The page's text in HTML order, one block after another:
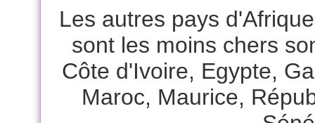
Les autres pays
sont les moins chers
Côte d'Ivoire, Egypte,
Maroc, Maurice,